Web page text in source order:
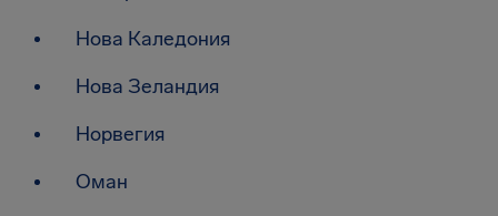
Нова Каледония
Нова Зеландия
Норвегия
Оман